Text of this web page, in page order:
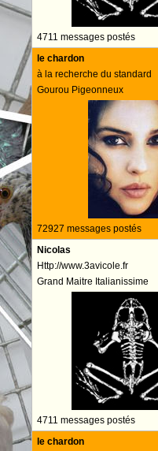
4711 messages postés
le chardon
à la recherche du standard
Gourou Pigeonneux
72927 messages postés
Nicolas
Http://www.3avicole.fr
Grand Maitre Italianissime
4711 messages postés
le chardon